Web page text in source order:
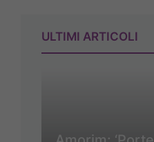
ULTIMI ARTICOLI